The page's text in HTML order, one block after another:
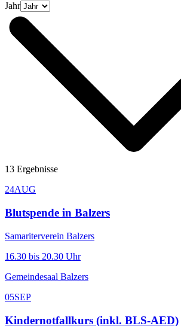
Jahr
13 Ergebnisse
24AUG
Blutspende in Balzers
Samariterverein Balzers
16.30 bis 20.30 Uhr
Gemeindesaal Balzers
05SEP
Kindernotfallkurs (inkl. BLS-AED)